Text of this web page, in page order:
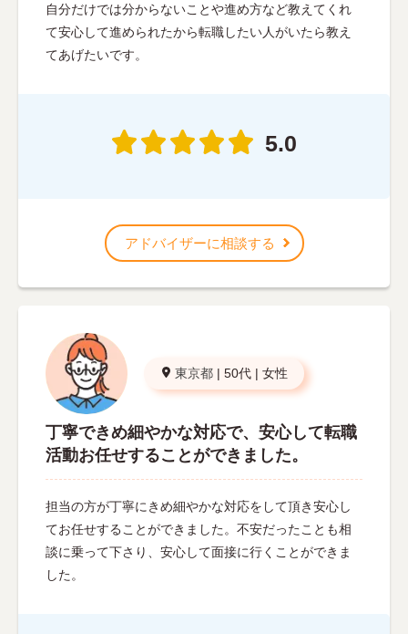
自分だけでは分からないことや進め方など教えてくれ
て安心して進められたから転職したい人がいたら教え
てあげたいです。
5.0
アドバイザーに相談する
東京都 | 50代 | 女性
丁寧できめ細やかな対応で、安心して転職
活動お任せすることができました。
担当の方が丁寧にきめ細やかな対応をして頂き安心し
てお任せすることができました。不安だったことも相
談に乗って下さり、安心して面接に行くことができま
した。